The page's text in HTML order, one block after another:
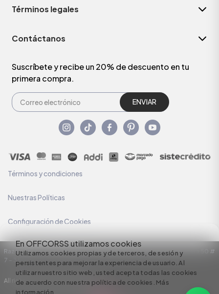
En OFFCORSS utilizamos cookies
Utilizamos cookies propias y de terceros, de sesión y
persistentes para mejorar la experiencia de usuario. Al
utilizar nuestro sitio web, usted acepta todas las cookies
de acuerdo con nuestra política de cookies. Más
información
Términos legales
Contáctanos
Suscríbete y recibe un 20% de descuento en tu
primera compra.
ENVIAR
Términos y condiciones
Nuestras Políticas
Configuración de Cookies
Razón Social: C.I HERMECO S.A. NIT: 890924167-6 Dirección: Carrera 50 #
7 – 35
All rights reserved empowered by